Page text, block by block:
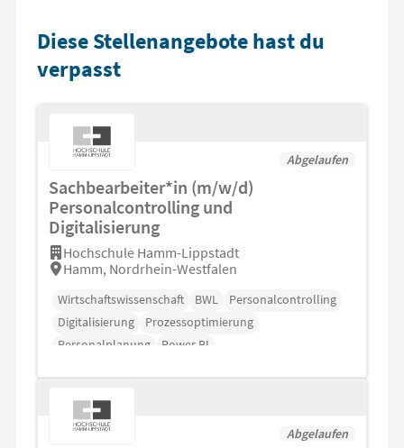
Diese Stellenangebote hast du
verpasst
Abgelaufen
Sachbearbeiter*in (m/w/d)
Personalcontrolling und
Digitalisierung
Hochschule Hamm-Lippstadt
Hamm, Nordrhein-Westfalen
Wirtschaftswissenschaft BWL
Personalcontrolling
Digitalisierung
Prozessoptimierung
Personalplanung
Power BI
Abgelaufen